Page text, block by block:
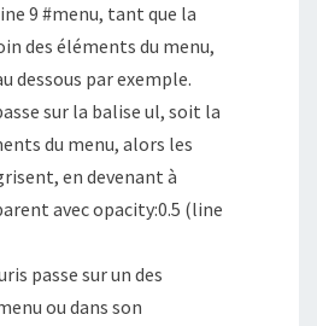
9 #menu, tant que la
des éléments du menu,
dessous par exemple.
sur la balise ul, soit la
du menu, alors les
en devenant à
avec opacity:0.5 (line
passe sur un des
ou dans son